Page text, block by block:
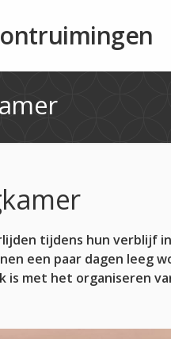
tijdens hun verblijf
een paar dagen leeg
is met het organiseren